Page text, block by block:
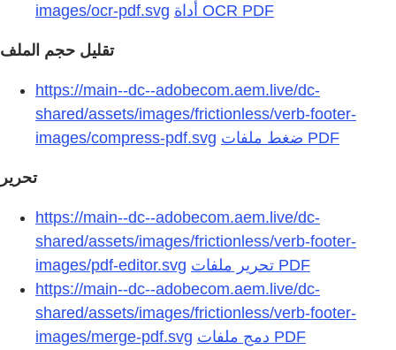
images/ocr-pdf.svg
تقليل حجم الملف
https://main--dc--adobecom.aem.live/dc-
shared/assets/images/frictionless/verb-footer-
images/compress-pdf.svg
تحرير
https://main--dc--adobecom.aem.live/dc-
shared/assets/images/frictionless/verb-footer-
images/pdf-editor.svg
https://main--dc--adobecom.aem.live/dc-
shared/assets/images/frictionless/verb-footer-
images/merge-pdf.svg